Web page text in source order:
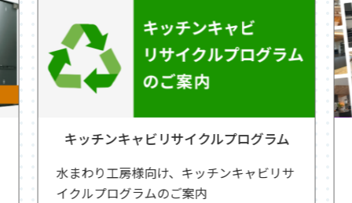
キッチンキャビリサイクルプログラム
水まわり工房様向け、キッチンキャビリサ
イクルプログラムのご案内